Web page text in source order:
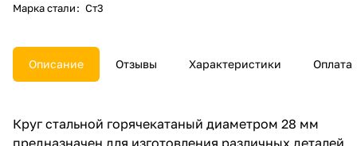
Марка стали: Ст3
Описание Отзывы Характеристики Оплата
Круг стальной горячекатаный диаметром 28 мм
предназначен для изготовления различных деталей